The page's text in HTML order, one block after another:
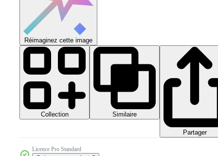
Réimaginez cette image
Collection Similaire
Partager
Licence Pro Standard